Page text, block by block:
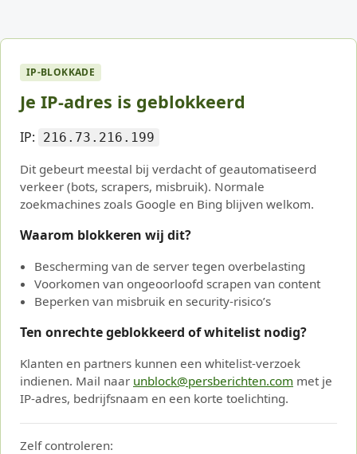
IP-BLOKKADE
Je IP-adres is geblokkeerd
IP: 216.73.216.199
Dit gebeurt meestal bij verdacht of geautomatiseerd
verkeer (bots, scrapers, misbruik). Normale
zoekmachines zoals Google en Bing blijven welkom.
Waarom blokkeren wij dit?
Bescherming van de server tegen overbelasting
Voorkomen van ongeoorloofd scrapen van content
Beperken van misbruik en security-risico’s
Ten onrechte geblokkeerd of whitelist nodig?
Klanten en partners kunnen een whitelist-verzoek
indienen. Mail naar unblock@persberichten.com met je
IP-adres, bedrijfsnaam en een korte toelichting.
Zelf controleren: